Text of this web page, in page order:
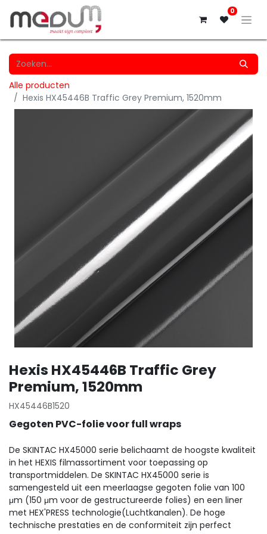
0
Alle producten
Hexis HX45446B Traffic Grey Premium, 1520mm
Hexis HX45446B Traffic Grey
Premium, 1520mm
HX45446B1520
Gegoten PVC-folie voor full wraps
De SKINTAC HX45000 serie belichaamt de hoogste kwaliteit
in het HEXIS filmassortiment voor toepassing op
transportmiddelen. De SKINTAC HX45000 serie is
samengesteld uit een meerlaagse gegoten folie van 100
μm (150 μm voor de gestructureerde folies) en een liner
met HEX'PRESS technologie(Luchtkanalen). De hoge
technische prestaties en de conformiteit zijn perfect